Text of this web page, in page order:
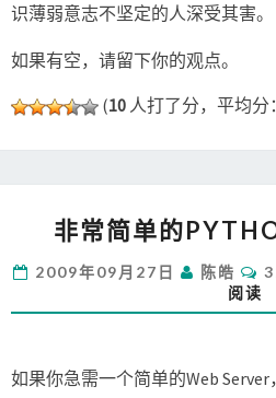
识薄弱意志不坚定的人深受其害。
如果有空，请留下你的观点。
(10 人打了分，平均分
常
单
的
服
非常简单的
2009年09月27日 陈皓
评
论
阅读
如果你急需一个简单的Web